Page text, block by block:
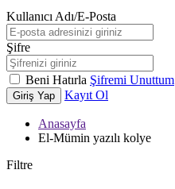
Kullanıcı Adı/E-Posta
Şifre
Beni Hatırla Şifremi Unuttum
Giriş Yap Kayıt Ol
Anasayfa
El-Mümin yazılı kolye
Filtre